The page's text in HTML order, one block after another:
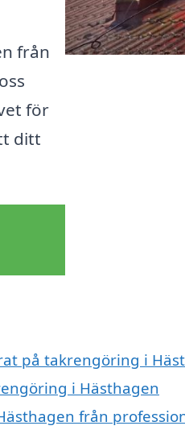
från
för
ditt
på takrengöring i
i Hästhagen
från